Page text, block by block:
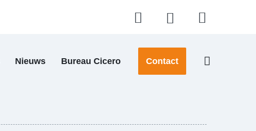
Nieuws Bureau Cicero Contact